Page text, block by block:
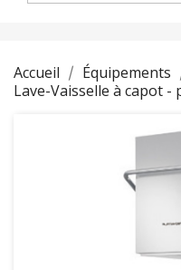
Accueil Équipements
Lave-Vaisselle à capot -